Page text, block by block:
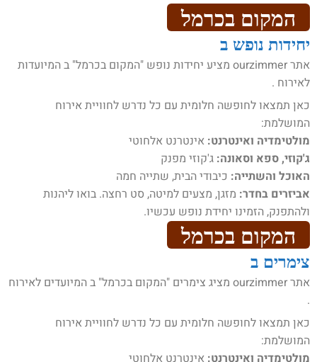
המקום בכרמל
יחידות נופש ב
אתר ourzimmer מציע יחידות נופש "המקום בכרמל" ב המיועדות
לאירוח .
כאן תמצאו לחופשה חלומית עם כל נדרש לחוויית אירוח
המושלמת:
מולטימדיה ואינטרנט: אינטרנט אלחוטי
ג'קוזי, ספא וסאונה: ג'קוזי מפנק
האוכל והשתייה: כיבודי הבית, שתייה חמה
אביזרים בחדר: מזגן, מצעים למיטה, סט רחצה. בואו ליהנות
ולהתפנק, הזמינו יחידת נופש עכשיו.
המקום בכרמל
צימרים ב
אתר ourzimmer מציג צימרים "המקום בכרמל" ב המיועדים לאירוח
.
כאן תמצאו לחופשה חלומית עם כל נדרש לחוויית אירוח
המושלמת:
מולטימדיה ואינטרנט: אינטרנט אלחוטי